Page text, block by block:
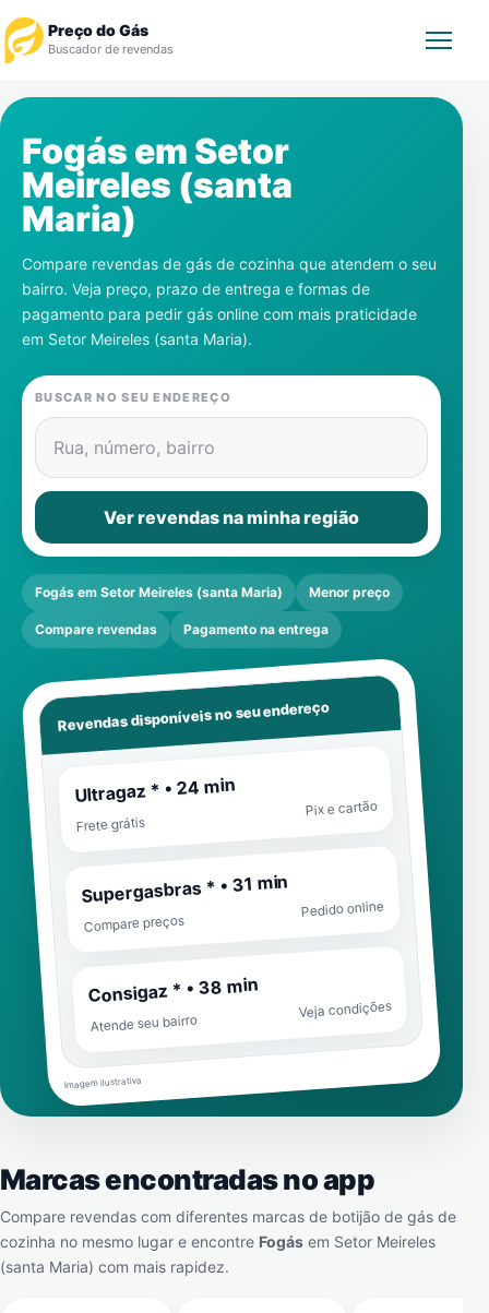
Preço do Gás
Buscador de revendas
Revendedor
Notícias
Cadastre-se
Gás
Contatos
Fogás em Setor
Meireles (santa
Maria)
Compare revendas de gás de cozinha que atendem o seu
bairro. Veja preço, prazo de entrega e formas de
pagamento para pedir gás online com mais praticidade
em Setor Meireles (santa Maria).
BUSCAR NO SEU ENDEREÇO
Rua, número, bairro
Ver revendas na minha região
Fogás em Setor Meireles (santa Maria) Menor preço
Compare revendas Pagamento na entrega
Revendas disponíveis no seu endereço
Ultragaz * • 24 min
Frete grátis
Pix e cartão
Supergasbras * • 31 min
Compare preços
Pedido online
Consigaz * • 38 min
Atende seu bairro
Veja condições
Imagem ilustrativa
Marcas encontradas no app
Compare revendas com diferentes marcas de botijão de gás de
cozinha no mesmo lugar e encontre Fogás em Setor Meireles
(santa Maria) com mais rapidez.